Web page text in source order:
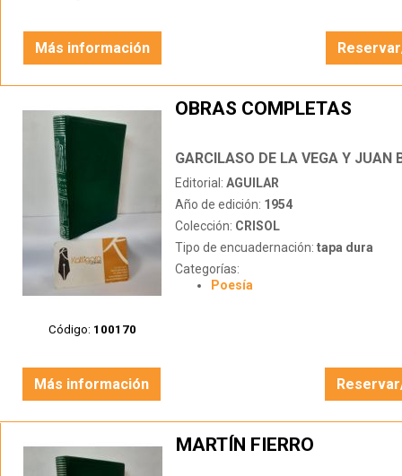
Más información
Código: 100170
OBRAS COMPLETAS
GARCILASO DE LA VEGA Y JUAN
Editorial: AGUILAR
Año de edición: 1954
Colección: CRISOL
Tipo de encuadernación: tapa dura
Categorías:
Poesía
Más información
MARTÍN FIERRO